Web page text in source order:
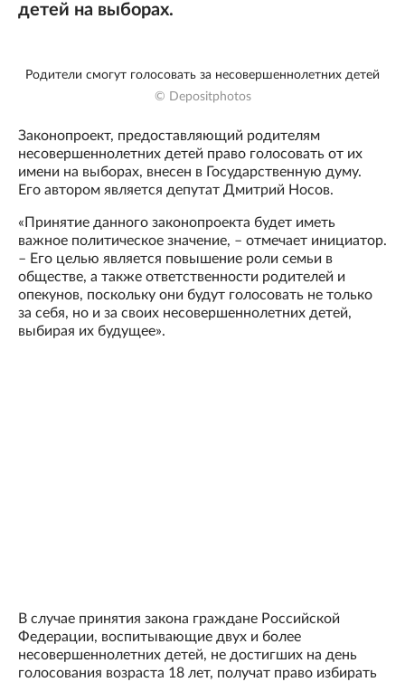
детей на выборах.
Родители смогут голосовать за несовершеннолетних детей
© Depositphotos
Законопроект, предоставляющий родителям
несовершеннолетних детей право голосовать от их
имени на выборах, внесен в Государственную думу.
Его автором является депутат Дмитрий Носов.
«Принятие данного законопроекта будет иметь
важное политическое значение, – отмечает инициатор.
– Его целью является повышение роли семьи в
обществе, а также ответственности родителей и
опекунов, поскольку они будут голосовать не только
за себя, но и за своих несовершеннолетних детей,
выбирая их будущее».
В случае принятия закона граждане Российской
Федерации, воспитывающие двух и более
несовершеннолетних детей, не достигших на день
голосования возраста 18 лет, получат право избирать